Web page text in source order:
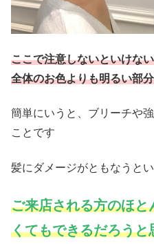
ここで注意しないといけな
全体のお色よりも明るい部
簡単にいうと、ブリーチや
ことです
髪にダメージがともなうと
ご来店される方のほ
くてもできるだろう